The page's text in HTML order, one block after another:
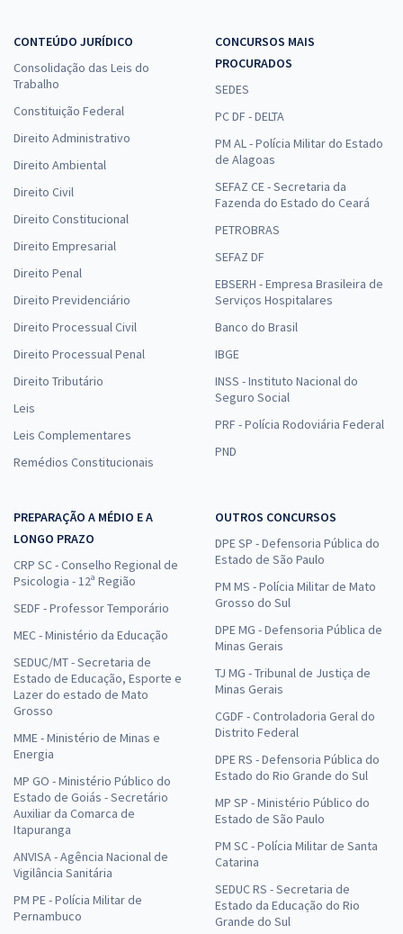
CONTEÚDO JURÍDICO
Consolidação das Leis do
Trabalho
Constituição Federal
Direito Administrativo
Direito Ambiental
Direito Civil
Direito Constitucional
Direito Empresarial
Direito Penal
Direito Previdenciário
Direito Processual Civil
Direito Processual Penal
Direito Tributário
Leis
Leis Complementares
Remédios Constitucionais
CONCURSOS MAIS
PROCURADOS
SEDES
PC DF - DELTA
PM AL - Polícia Militar do Estado
de Alagoas
SEFAZ CE - Secretaria da
Fazenda do Estado do Ceará
PETROBRAS
SEFAZ DF
EBSERH - Empresa Brasileira de
Serviços Hospitalares
Banco do Brasil
IBGE
INSS - Instituto Nacional do
Seguro Social
PRF - Polícia Rodoviária Federal
PND
PREPARAÇÃO A MÉDIO E A
LONGO PRAZO
CRP SC - Conselho Regional de
Psicologia - 12ª Região
SEDF - Professor Temporário
MEC - Ministério da Educação
SEDUC/MT - Secretaria de
Estado de Educação, Esporte e
Lazer do estado de Mato
Grosso
MME - Ministério de Minas e
Energia
MP GO - Ministério Público do
Estado de Goiás - Secretário
Auxiliar da Comarca de
Itapuranga
ANVISA - Agência Nacional de
Vigilância Sanitária
PM PE - Polícia Militar de
Pernambuco
OUTROS CONCURSOS
DPE SP - Defensoria Pública do
Estado de São Paulo
PM MS - Polícia Militar de Mato
Grosso do Sul
DPE MG - Defensoria Pública de
Minas Gerais
TJ MG - Tribunal de Justiça de
Minas Gerais
CGDF - Controladoria Geral do
Distrito Federal
DPE RS - Defensoria Pública do
Estado do Rio Grande do Sul
MP SP - Ministério Público do
Estado de São Paulo
PM SC - Polícia Militar de Santa
Catarina
SEDUC RS - Secretaria de
Estado da Educação do Rio
Grande do Sul